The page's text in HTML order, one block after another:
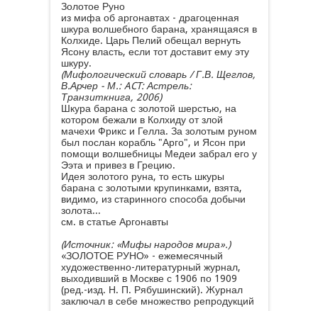
Золотое Руно
из мифа об аргонавтах - драгоценная
шкура волшебного барана, хранящаяся в
Колхиде. Царь Пелий обещал вернуть
Ясону власть, если тот доставит ему эту
шкуру.
(Мифологический словарь / Г.В. Щеглов,
В.Арчер - М.: ACT: Астрель:
Транзиткнига, 2006)
Шкура барана с золотой шерстью, на
котором бежали в Колхиду от злой
мачехи Фрикс и Гелла. За золотым руном
был послан корабль "Арго", и Ясон при
помощи волшебницы Медеи забрал его у
Ээта и привез в Грецию.
Идея золотого руна, то есть шкуры
барана с золотыми крупинками, взята,
видимо, из старинного способа добычи
золота...
см. в статье Аргонавты
(Источник: «Мифы народов мира».)
«ЗОЛОТОЕ РУНО» - ежемесячный
художественно-литературный журнал,
выходивший в Москве с 1906 по 1909
(ред.-изд. Н. П. Рябушинский). Журнал
заключал в себе множество репродукций